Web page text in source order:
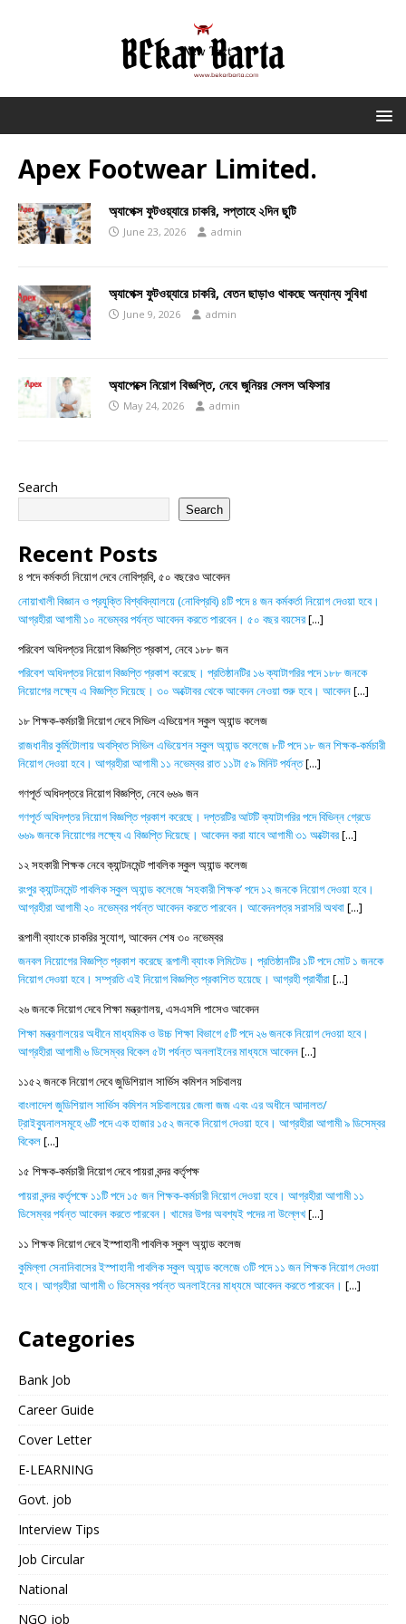
Apex Footwear Limited.
অ্যাপেক্স ফুটওয়্যারে চাকরি, সপ্তাহে ২দিন ছুটি
June 23, 2026 admin
অ্যাপেক্স ফুটওয়্যারে চাকরি, বেতন ছাড়াও থাকছে অন্যান্য সুবিধা
June 9, 2026 admin
অ্যাপেক্সে নিয়োগ বিজ্ঞপ্তি, নেবে জুনিয়র সেলস অফিসার
May 24, 2026 admin
Search
Search
Recent Posts
৪ পদে কর্মকর্তা নিয়োগ দেবে নোবিপ্রবি, ৫০ বছরেও আবেদন
নোয়াখালী বিজ্ঞান ও প্রযুক্তি বিশ্ববিদ্যালয়ে (নোবিপ্রবি) ৪টি পদে ৪ জন কর্মকর্তা নিয়োগ দেওয়া হবে।
আগ্রহীরা আগামী ১০ নভেম্বর পর্যন্ত আবেদন করতে পারবেন। ৫০ বছর বয়সের[...]
পরিবেশ অধিদপ্তর নিয়োগ বিজ্ঞপ্তি প্রকাশ, নেবে ১৮৮ জন
পরিবেশ অধিদপ্তর নিয়োগ বিজ্ঞপ্তি প্রকাশ করেছে। প্রতিষ্ঠানটির ১৬ ক্যাটাগরির পদে ১৮৮ জনকে
নিয়োগের লক্ষ্যে এ বিজ্ঞপ্তি দিয়েছে। ৩০ অক্টোবর থেকে আবেদন নেওয়া শুরু হবে। আবেদন[...]
১৮ শিক্ষক-কর্মচারী নিয়োগ দেবে সিভিল এভিয়েশন স্কুল অ্যান্ড কলেজ
রাজধানীর কুর্মিটোলায় অবস্থিত সিভিল এভিয়েশন স্কুল অ্যান্ড কলেজে ৮টি পদে ১৮ জন শিক্ষক-কর্মচারী
নিয়োগ দেওয়া হবে। আগ্রহীরা আগামী ১১ নভেম্বর রাত ১১টা ৫৯ মিনিট পর্যন্ত[...]
গণপূর্ত অধিদপ্তরে নিয়োগ বিজ্ঞপ্তি, নেবে ৬৬৯ জন
গণপূর্ত অধিদপ্তর নিয়োগ বিজ্ঞপ্তি প্রকাশ করেছে। দপ্তরটির আটটি ক্যাটাগরির পদে বিভিন্ন গ্রেডে
৬৬৯ জনকে নিয়োগের লক্ষ্যে এ বিজ্ঞপ্তি দিয়েছে। আবেদন করা যাবে আগামী ৩১ অক্টোবর[...]
১২ সহকারী শিক্ষক নেবে ক্যান্টনমেন্ট পাবলিক স্কুল অ্যান্ড কলেজ
রংপুর ক্যান্টনমেন্ট পাবলিক স্কুল অ্যান্ড কলেজে ‘সহকারী শিক্ষক’ পদে ১২ জনকে নিয়োগ দেওয়া হবে।
আগ্রহীরা আগামী ২০ নভেম্বর পর্যন্ত আবেদন করতে পারবেন। আবেদনপত্র সরাসরি অথবা[...]
রূপালী ব্যাংকে চাকরির সুযোগ, আবেদন শেষ ৩০ নভেম্বর
জনবল নিয়োগের বিজ্ঞপ্তি প্রকাশ করেছে রূপালী ব্যাংক লিমিটেড। প্রতিষ্ঠানটির ১টি পদে মোট ১ জনকে
নিয়োগ দেওয়া হবে। সম্প্রতি এই নিয়োগ বিজ্ঞপ্তি প্রকাশিত হয়েছে। আগ্রহী প্রার্থীরা[...]
২৬ জনকে নিয়োগ দেবে শিক্ষা মন্ত্রণালয়, এসএসসি পাসেও আবেদন
শিক্ষা মন্ত্রণালয়ের অধীনে মাধ্যমিক ও উচ্চ শিক্ষা বিভাগে ৫টি পদে ২৬ জনকে নিয়োগ দেওয়া হবে।
আগ্রহীরা আগামী ৬ ডিসেম্বর বিকেল ৫টা পর্যন্ত অনলাইনের মাধ্যমে আবেদন[...]
১১৫২ জনকে নিয়োগ দেবে জুডিশিয়াল সার্ভিস কমিশন সচিবালয়
বাংলাদেশ জুডিশিয়াল সার্ভিস কমিশন সচিবালয়ের জেলা জজ এবং এর অধীনে আদালত/
ট্রাইব্যুনালসমূহে ৬টি পদে এক হাজার ১৫২ জনকে নিয়োগ দেওয়া হবে। আগ্রহীরা আগামী ৯ ডিসেম্বর
বিকেল[...]
১৫ শিক্ষক-কর্মচারী নিয়োগ দেবে পায়রা বন্দর কর্তৃপক্ষ
পায়রা বন্দর কর্তৃপক্ষে ১১টি পদে ১৫ জন শিক্ষক-কর্মচারী নিয়োগ দেওয়া হবে। আগ্রহীরা আগামী ১১
ডিসেম্বর পর্যন্ত আবেদন করতে পারবেন। খামের উপর অবশ্যই পদের না উল্লেখ[...]
১১ শিক্ষক নিয়োগ দেবে ইস্পাহানী পাবলিক স্কুল অ্যান্ড কলেজ
কুমিল্লা সেনানিবাসের ইস্পাহানী পাবলিক স্কুল অ্যান্ড কলেজে ৩টি পদে ১১ জন শিক্ষক নিয়োগ দেওয়া
হবে। আগ্রহীরা আগামী ৩ ডিসেম্বর পর্যন্ত অনলাইনের মাধ্যমে আবেদন করতে পারবেন। [...]
Categories
Bank Job
Career Guide
Cover Letter
E-LEARNING
Govt. job
Interview Tips
Job Circular
National
NGO job